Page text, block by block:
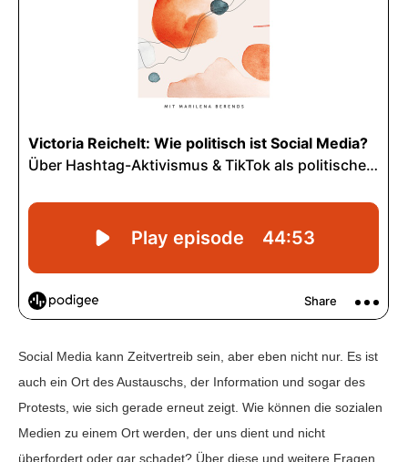
Social Media kann Zeitvertreib sein, aber eben nicht nur. Es ist
auch ein Ort des Austauschs, der Information und sogar des
Protests, wie sich gerade erneut zeigt. Wie können die sozialen
Medien zu einem Ort werden, der uns dient und nicht
überfordert oder gar schadet? Über diese und weitere Fragen